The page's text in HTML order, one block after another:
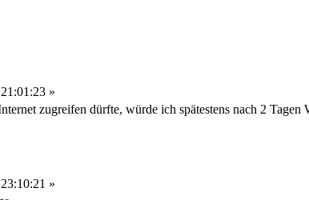
»
zugreifen dürfte, würde ich spätestens nach 2
»